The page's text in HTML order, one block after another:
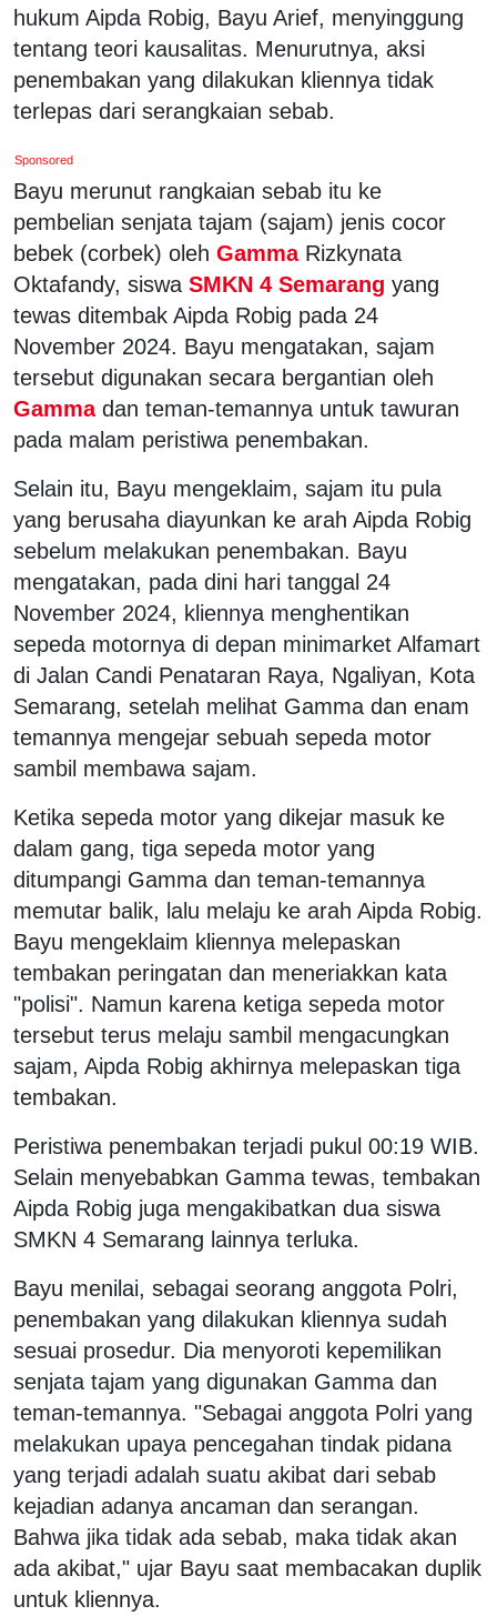
hukum Aipda Robig, Bayu Arief, menyinggung
tentang teori kausalitas. Menurutnya, aksi
penembakan yang dilakukan kliennya tidak
terlepas dari serangkaian sebab.
Sponsored
Bayu merunut rangkaian sebab itu ke
pembelian senjata tajam (sajam) jenis cocor
bebek (corbek) oleh Gamma Rizkynata
Oktafandy, siswa SMKN 4 Semarang yang
tewas ditembak Aipda Robig pada 24
November 2024. Bayu mengatakan, sajam
tersebut digunakan secara bergantian oleh
Gamma dan teman-temannya untuk tawuran
pada malam peristiwa penembakan.
Selain itu, Bayu mengeklaim, sajam itu pula
yang berusaha diayunkan ke arah Aipda Robig
sebelum melakukan penembakan. Bayu
mengatakan, pada dini hari tanggal 24
November 2024, kliennya menghentikan
sepeda motornya di depan minimarket Alfamart
di Jalan Candi Penataran Raya, Ngaliyan, Kota
Semarang, setelah melihat Gamma dan enam
temannya mengejar sebuah sepeda motor
sambil membawa sajam.
Ketika sepeda motor yang dikejar masuk ke
dalam gang, tiga sepeda motor yang
ditumpangi Gamma dan teman-temannya
memutar balik, lalu melaju ke arah Aipda Robig.
Bayu mengeklaim kliennya melepaskan
tembakan peringatan dan meneriakkan kata
"polisi". Namun karena ketiga sepeda motor
tersebut terus melaju sambil mengacungkan
sajam, Aipda Robig akhirnya melepaskan tiga
tembakan.
Peristiwa penembakan terjadi pukul 00:19 WIB.
Selain menyebabkan Gamma tewas, tembakan
Aipda Robig juga mengakibatkan dua siswa
SMKN 4 Semarang lainnya terluka.
Bayu menilai, sebagai seorang anggota Polri,
penembakan yang dilakukan kliennya sudah
sesuai prosedur. Dia menyoroti kepemilikan
senjata tajam yang digunakan Gamma dan
teman-temannya. "Sebagai anggota Polri yang
melakukan upaya pencegahan tindak pidana
yang terjadi adalah suatu akibat dari sebab
kejadian adanya ancaman dan serangan.
Bahwa jika tidak ada sebab, maka tidak akan
ada akibat," ujar Bayu saat membacakan duplik
untuk kliennya.